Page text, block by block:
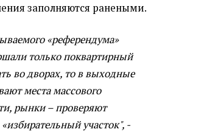
заполняются ранеными.
«референдума»
только поквартирный
во дворах, то в выходные
места массового
рынки – проверяют
участок", -